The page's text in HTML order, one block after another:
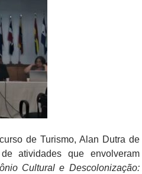
de Turismo, Alan Dutra de
atividades que envolveram
Cultural e Descolonização: